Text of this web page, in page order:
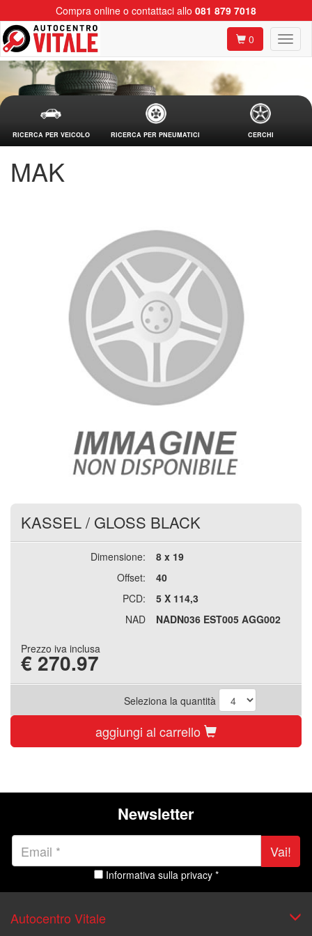
Compra online o contattaci allo 081 879 7018
0
RICERCA PER VEICOLO RICERCA PER PNEUMATICI CERCHI
MAK
KASSEL/ GLOSS BLACK
Dimensione:
8 x 19
Offset:
40
PCD:
5 X 114,3
NAD
NADN036 EST005 AGG002
Prezzo iva inclusa
€ 270.97
Seleziona la quantità
aggiungi al carrello
Newsletter
Vai!
Informativa sulla privacy *
Autocentro Vitale